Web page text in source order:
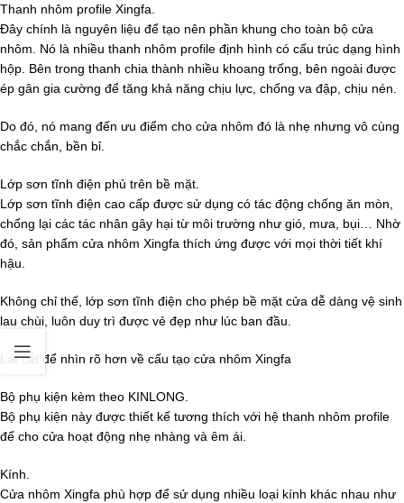
Thanh nhôm profile Xingfa.
Đây chính là nguyên liệu để tạo nên phần khung cho toàn bộ cửa
nhôm. Nó là nhiều thanh nhôm profile định hình có cấu trúc dạng hình
hộp. Bên trong thanh chia thành nhiều khoang trống, bên ngoài được
ép gân gia cường để tăng khả năng chịu lực, chống va đập, chịu nén.
Do đó, nó mang đến ưu điểm cho cửa nhôm đó là nhẹ nhưng vô cùng
chắc chắn, bền bỉ.
Lớp sơn tĩnh điện phủ trên bề mặt.
Lớp sơn tĩnh điện cao cấp được sử dụng có tác động chống ăn mòn,
chống lại các tác nhân gây hại từ môi trường như gió, mưa, bụi… Nhờ
đó, sản phẩm cửa nhôm Xingfa thích ứng được với mọi thời tiết khí
hậu.
Không chỉ thế, lớp sơn tĩnh điện cho phép bề mặt cửa dễ dàng vệ sinh
lau chùi, luôn duy trì được vẻ đẹp như lúc ban đầu.
Lát cắt để nhìn rõ hơn về cấu tạo cửa nhôm Xingfa
Bộ phụ kiện kèm theo KINLONG.
Bộ phụ kiện này được thiết kế tương thích với hệ thanh nhôm profile
để cho cửa hoạt động nhẹ nhàng và êm ái.
Kính.
Cửa nhôm Xingfa phù hợp để sử dụng nhiều loại kính khác nhau như